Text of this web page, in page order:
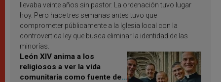
llevaba veinte años sin pastor. La ordenación tuvo lugar
hoy. Pero hace tres semanas antes tuvo que
comprometer públicamente a la Iglesia local con la
controvertida ley que busca eliminar la identidad de las
minorías.
León XIV anima a los
religiosos a ver la vida
comunitaria como fuente de